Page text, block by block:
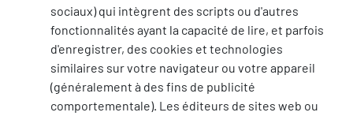
sociaux) qui intègrent des scripts ou d'autres
fonctionnalités ayant la capacité de lire, et parfois
d'enregistrer, des cookies et technologies
similaires sur votre navigateur ou votre appareil
(généralement à des fins de publicité
comportementale). Les éditeurs de sites web ou